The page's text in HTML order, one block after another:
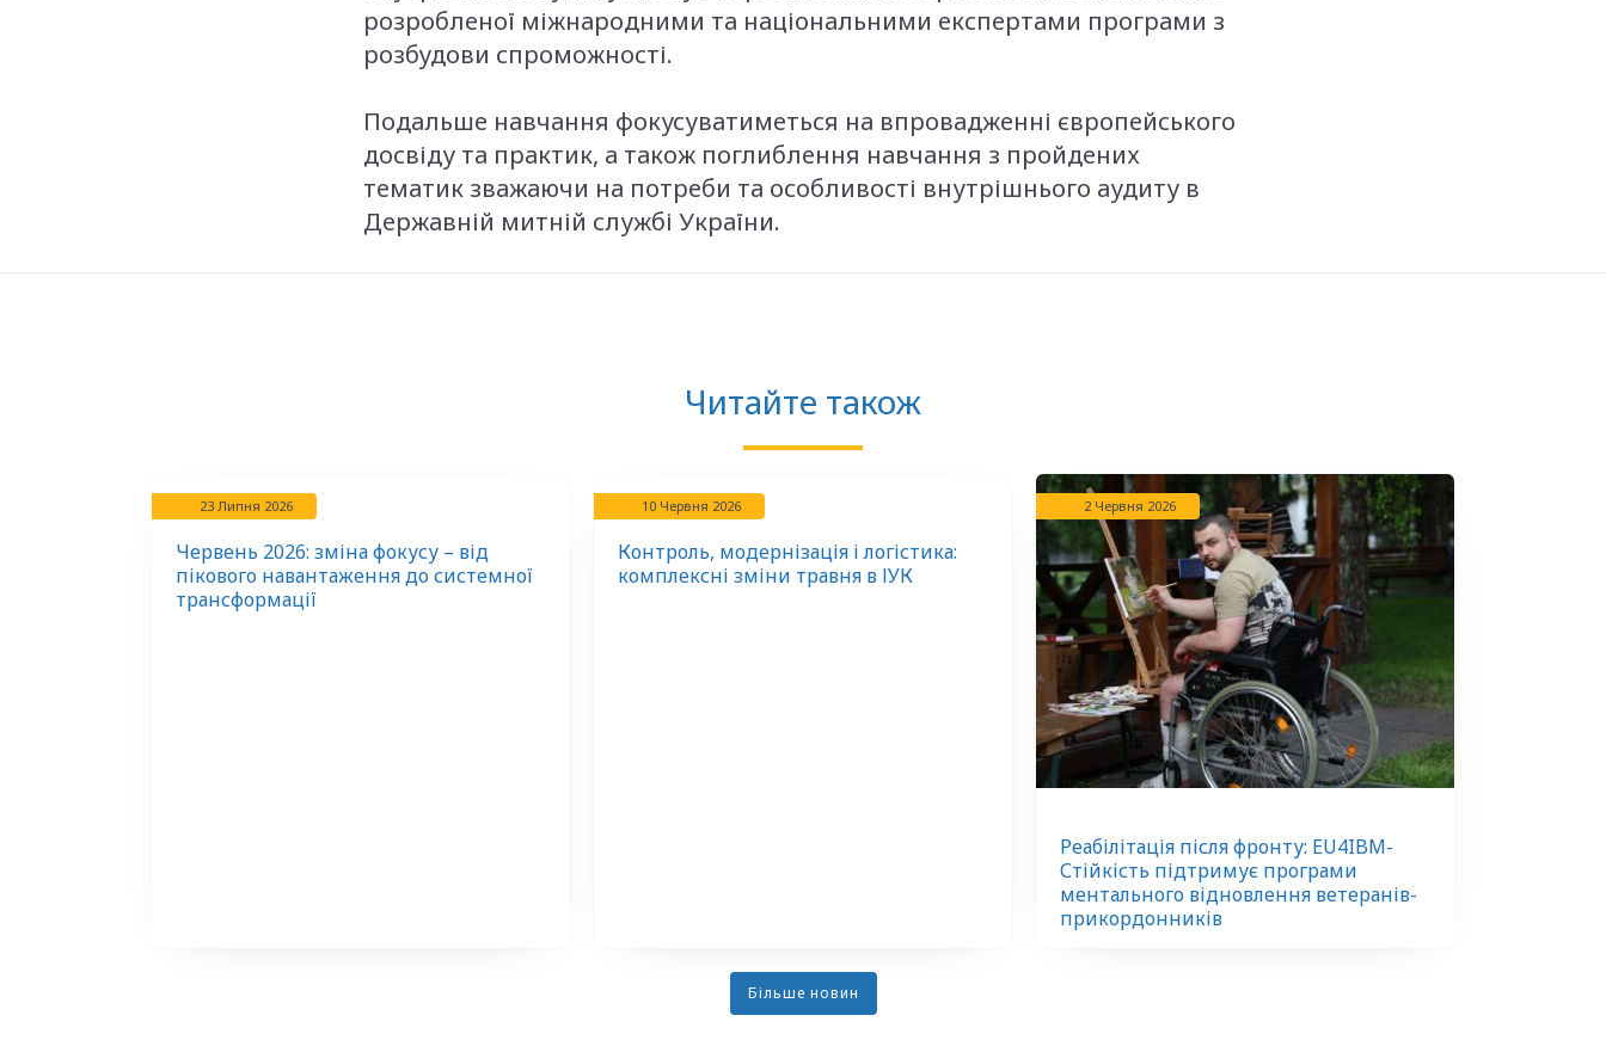
розробленої міжнародними та національними експертами програми з
розбудови спроможності.
Подальше навчання фокусуватиметься на впровадженні європейського
досвіду та практик, а також поглиблення навчання з пройдених
тематик зважаючи на потреби та особливості внутрішнього аудиту в
Державній митній службі України.
Читайте також
23 Липня 2026
Червень 2026: зміна фокусу – від
пікового навантаження до системної
трансформації
10 Червня 2026
Контроль, модернізація і логістика:
комплексні зміни травня в ІУК
2 Червня 2026
Реабілітація після фронту: EU4IBM-
Стійкість підтримує програми
ментального відновлення ветеранів-
прикордонників
Більше новин